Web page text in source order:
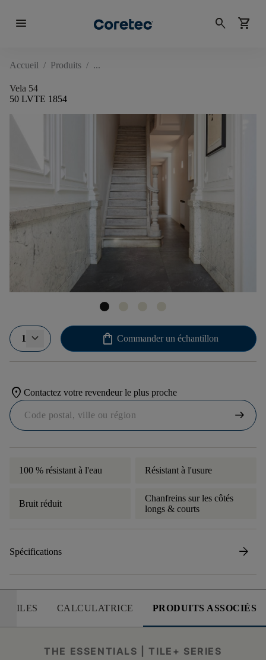
menu search shopping_cart
Accueil / Produits /
Vela 54
50 LVTE 1854
1 shopping_bag Commander un échantillon
location_on Contactez votre revendeur le plus proche
arrow_right_alt
100 % résistant à l'eau Résistant à l'usure
Bruit réduit
Chanfreins sur les côtés
longs & courts
Spécifications arrow_forward
CALCULATRICE PRODUITS ASSOCIÉS
THE ESSENTIALS | TILE+ SERIES